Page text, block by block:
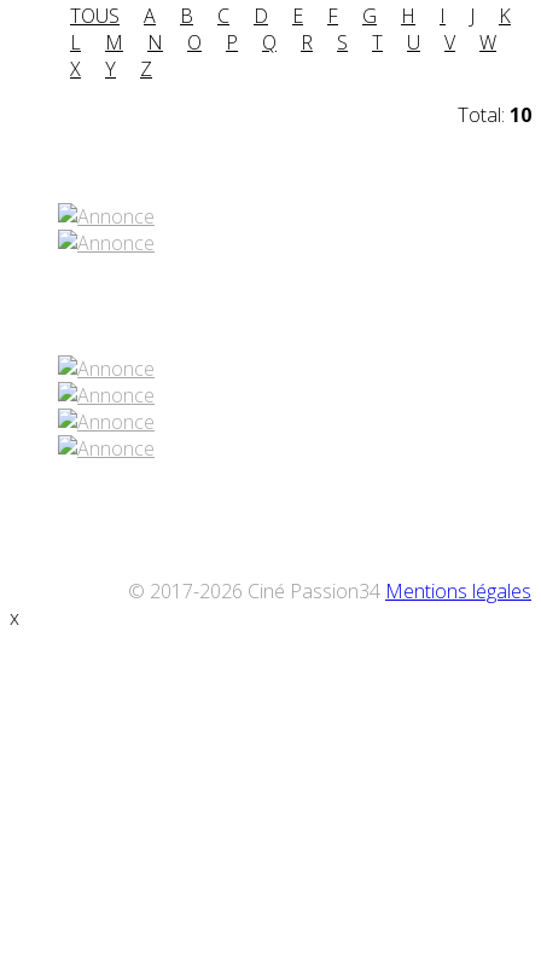
TOUS A B C D E F G H I J
K
L
M N O P Q R S T U V
W
X
Y
Z
Total: 10
© 2017-2026 Ciné Passion34 Mentions légales
x